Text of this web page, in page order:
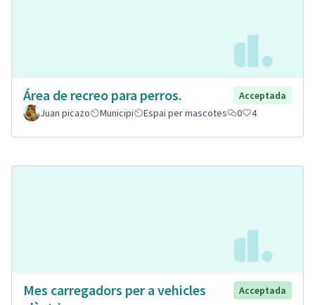
Área de recreo para perros.
Acceptada
Juan picazo
Municipi Espai per mascotes 0 4
Mes carregadors per a vehicles
Acceptada